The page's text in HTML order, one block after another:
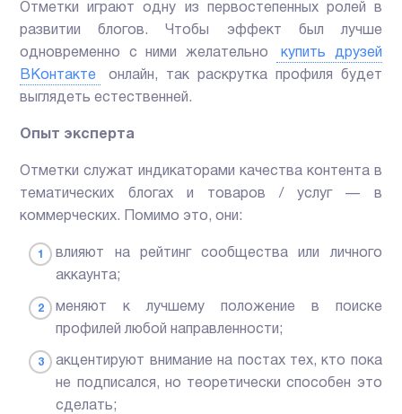
Отметки играют одну из первостепенных ролей в
развитии блогов. Чтобы эффект был лучше
одновременно с ними желательно
купить друзей
ВКонтакте
онлайн, так раскрутка профиля будет
выглядеть естественней.
Опыт эксперта
Отметки служат индикаторами качества контента в
тематических блогах и товаров / услуг — в
коммерческих. Помимо это, они:
влияют на рейтинг сообщества или личного
аккаунта;
меняют к лучшему положение в поиске
профилей любой направленности;
акцентируют внимание на постах тех, кто пока
не подписался, но теоретически способен это
сделать;